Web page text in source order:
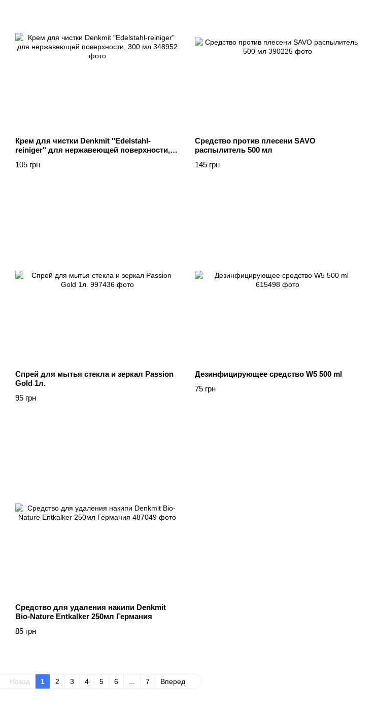
Крем для чистки Denkmit "Edelstahl-
reiniger" для нержавеющей поверхности,
105 грн
Средство против плесени SAVO
распылитель 500 мл
145 грн
Спрей для мытья стекла и зеркал Passion
Gold 1л.
95 грн
Дезинфицирующее средство W5 500 ml
75 грн
Средство для удаления накипи Denkmit
Bio-Nature Entkalker 250мл Германия
85 грн
Назад 1 2 3 4 5 6 7 Вперед